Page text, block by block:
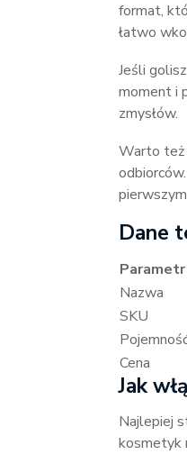
format,
łatwo
Jeśli
moment i
zmysłów.
Warto też
Dane
Parametr
Nazwa
SKU
Cena
Jak
Najlepiej
kosmetyk